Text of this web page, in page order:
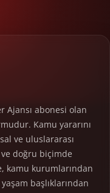
Ajansı abonesi olan
Kamu yararını
ve uluslararası
doğru biçimde
kamu kurumlarından
başlıklarından